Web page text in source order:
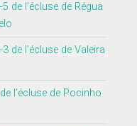
de l’écluse de Régua
de l’écluse de Valeira
l’écluse de Pocinho